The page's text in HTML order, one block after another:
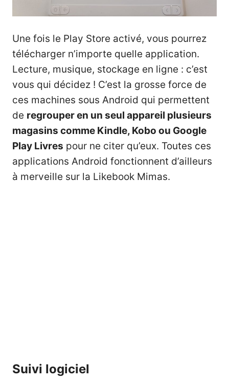
Une fois le Play Store activé, vous pourrez
télécharger n’importe quelle application.
Lecture, musique, stockage en ligne : c’est
vous qui décidez ! C’est la grosse force de
ces machines sous Android qui permettent
de regrouper en un seul appareil plusieurs
magasins comme Kindle, Kobo ou Google
Play Livres pour ne citer qu’eux. Toutes ces
applications Android fonctionnent d’ailleurs
à merveille sur la Likebook Mimas.
Suivi logiciel